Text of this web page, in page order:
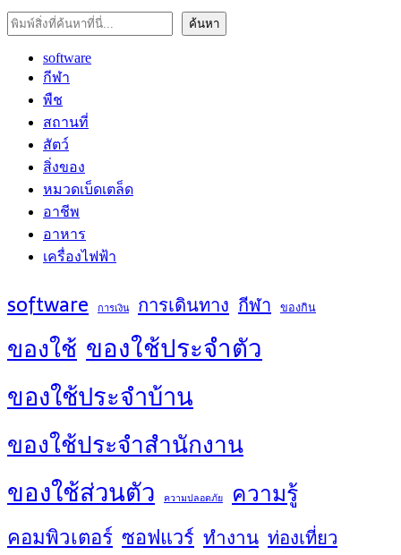
ค้นหา ค้นหา
software
กีฬา
พืช
สถานที่
สัตว์
สิ่งของ
หมวดเบ็ดเตล็ด
อาชีพ
อาหาร
เครื่องไฟฟ้า
software การเงิน การเดินทาง กีฬา ของกิน
ของใช้ ของใช้ประจำตัว
ของใช้ประจำบ้าน
ของใช้ประจำสำนักงาน
ของใช้ส่วนตัว ความปลอดภัย ความรู้
คอมพิวเตอร์ ซอฟแวร์ ทำงาน ท่องเที่ยว